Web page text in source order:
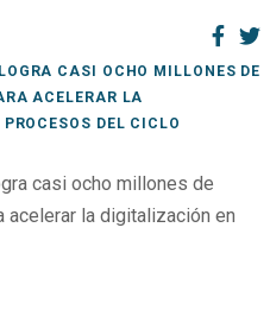
CASI OCHO MILLONES DE
ACELERAR LA
DEL CICLO
casi ocho millones de
la digitalización en